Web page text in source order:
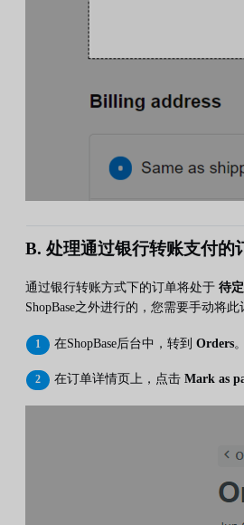
B. 处理通过银行转账支付的
通过银行转账方式下的订单将处于 待定
ShopBase之外进行的，您需要手动将
在ShopBase后台中，转到 Orders
在订单详情页上，点击 Mark as